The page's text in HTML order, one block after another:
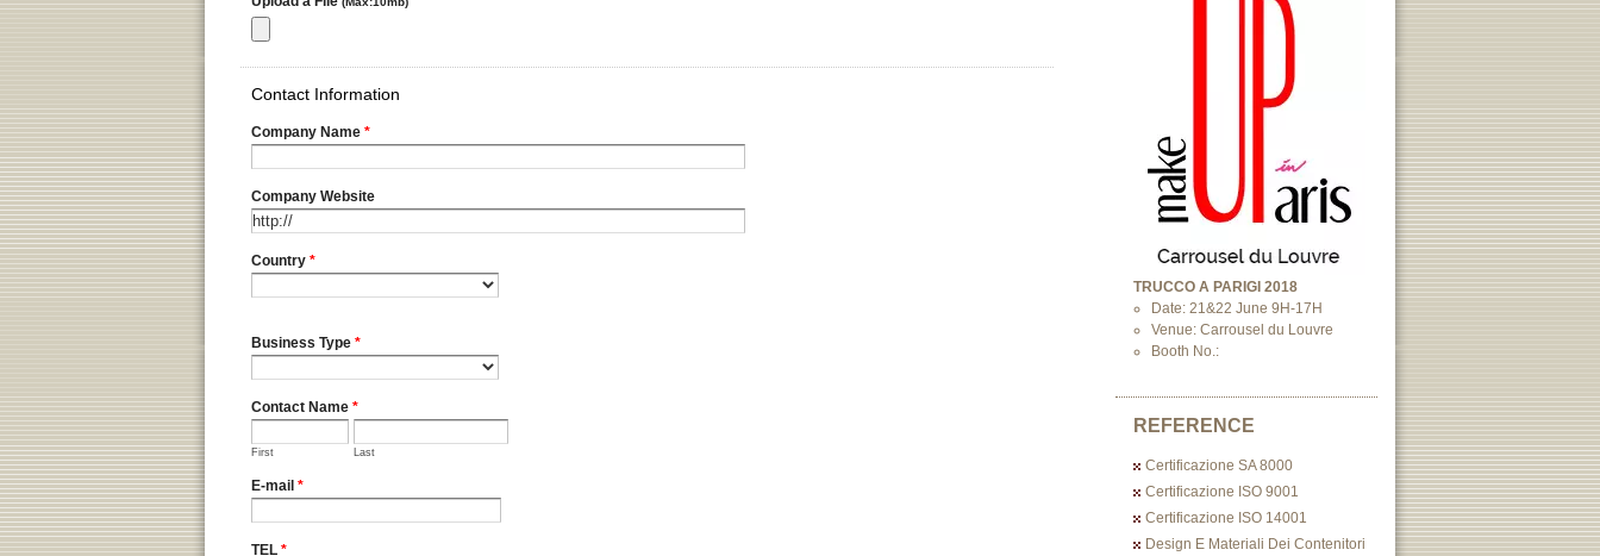
TRUCCO A PARIGI 2018
Date: 21&22 June 9H-17H
Venue: Carrousel du Louvre
Booth No.:
REFERENCE
Certificazione SA 8000
Certificazione ISO 9001
Certificazione ISO 14001
Design E Materiali Dei Contenitori